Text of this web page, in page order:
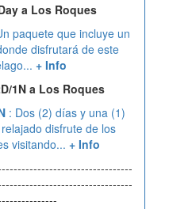
a Los Roques
paquete que incluye un
disfrutará de este
+ Info
1N a Los Roques
: Dos (2) días y una (1)
disfrute de los
visitando... + Info